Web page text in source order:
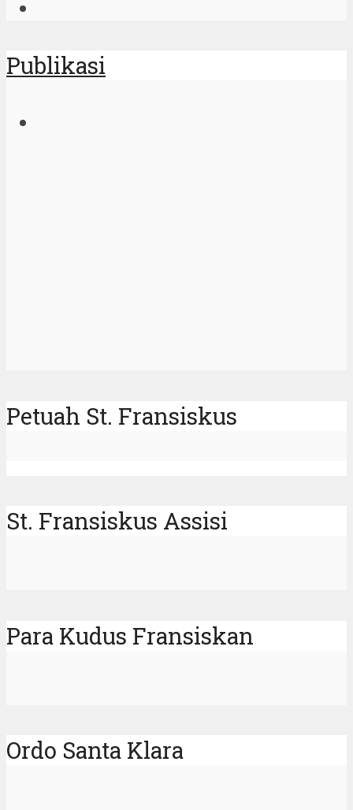
Publikasi
Petuah St. Fransiskus
St. Fransiskus Assisi
Para Kudus Fransiskan
Ordo Santa Klara